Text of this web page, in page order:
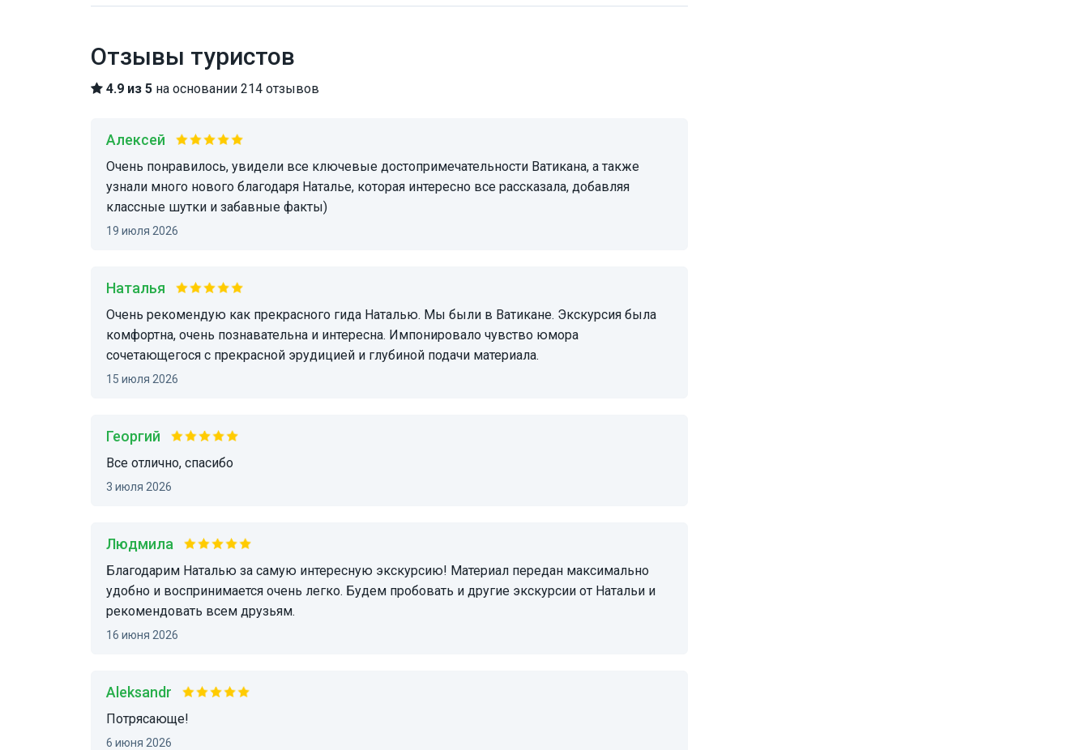
Отзывы туристов
4.9 из 5 на основании 214 отзывов
Алексей
Очень понравилось, увидели все ключевые достопримечательности Ватикана, а также
узнали много нового благодаря Наталье, которая интересно все рассказала, добавляя
классные шутки и забавные факты)
19 июля 2026
Наталья
Очень рекомендую как прекрасного гида Наталью. Мы были в Ватикане. Экскурсия была
комфортна, очень познавательна и интересна. Импонировало чувство юмора
сочетающегося с прекрасной эрудицией и глубиной подачи материала.
15 июля 2026
Георгий
все отлично, спасибо
3 июля 2026
Людмила
Благодарим Наталью за самую интересную экскурсию! Материал передан максимально
удобно и воспринимается очень легко. Будем пробовать и другие экскурсии от Натальи и
рекомендовать всем друзьям.
16 июня 2026
Aleksandr
Потрясающе!
6 июня 2026